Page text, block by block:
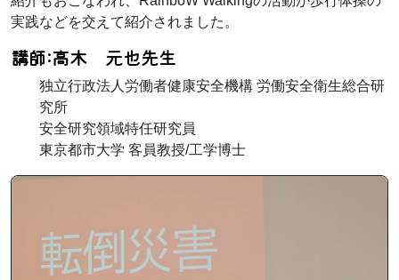
実践などを交えて紹介されました。
講師:高木 元也先生
独立行政法人労働者健康安全機構 労働安全衛生総合研
究所
安全研究領域特任研究員
東京都市大学 客員教授/工学博士